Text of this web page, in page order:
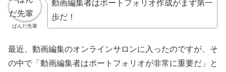
ぱんだ先輩
動画編集者はポートフォリオ作成がまず第一
歩だ！
最近、動画編集のオンラインサロンに入ったのですが、そ
の中で「動画編集者はポートフォリオが非常に重要だ」と